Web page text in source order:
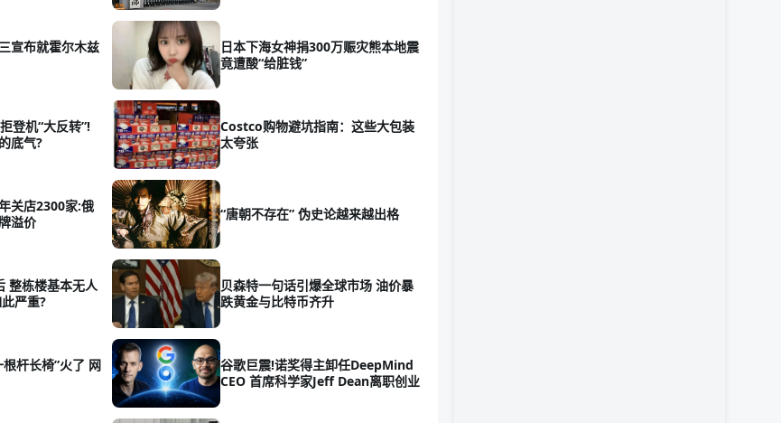
宣布就霍尔木兹
日本下海女神捐300万赈灾熊本地震
竟遭酸“给脏钱”
登机“大反转”!
底气?
Costco购物避坑指南：这些大包装
太夸张
关店2300家:俄
溢价
“唐朝不存在” 伪史论越来越出格
整栋楼基本无人
严重?
贝森特一句话引爆全球市场 油价暴
跌黄金与比特币齐升
杆长椅”火了 网
谷歌巨震!诺奖得主卸任DeepMind
CEO 首席科学家Jeff Dean离职创业